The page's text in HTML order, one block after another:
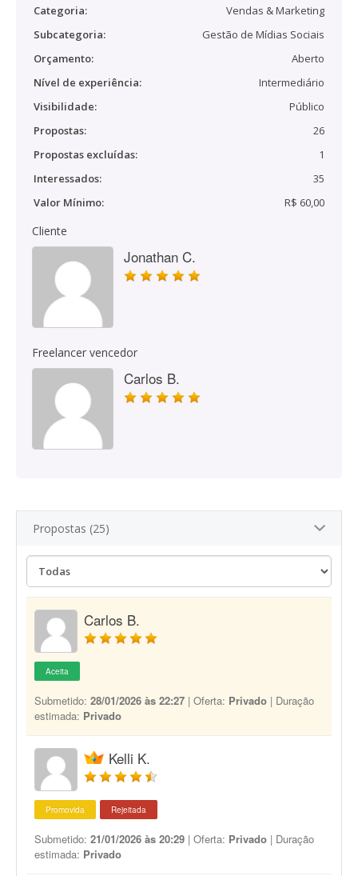
Categoria:
Vendas & Marketing
Subcategoria:
Gestão de Mídias Sociais
Orçamento:
Aberto
Nível de experiência:
Intermediário
Visibilidade:
Público
Propostas:
26
Propostas excluídas:
1
Interessados:
35
Valor Mínimo:
R$ 60,00
Cliente
Jonathan C.
Freelancer vencedor
Carlos B.
Propostas (25)
Carlos B.
Aceita
Submetido: 28/01/2026 às 22:27 | Oferta: Privado | Duração
estimada: Privado
Kelli K.
Promovida Rejeitada
Submetido: 21/01/2026 às 20:29 | Oferta: Privado | Duração
estimada: Privado